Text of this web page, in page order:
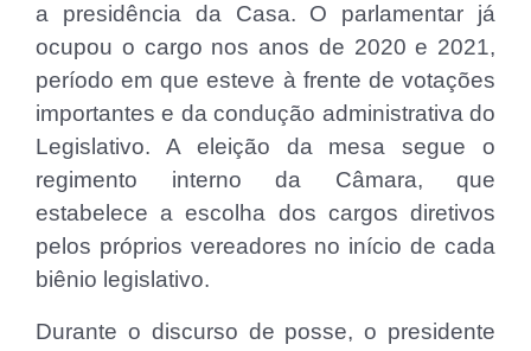
a presidência da Casa. O parlamentar já
ocupou o cargo nos anos de 2020 e 2021,
período em que esteve à frente de votações
importantes e da condução administrativa do
Legislativo. A eleição da mesa segue o
regimento interno da Câmara, que
estabelece a escolha dos cargos diretivos
pelos próprios vereadores no início de cada
biênio legislativo.
Durante o discurso de posse, o presidente